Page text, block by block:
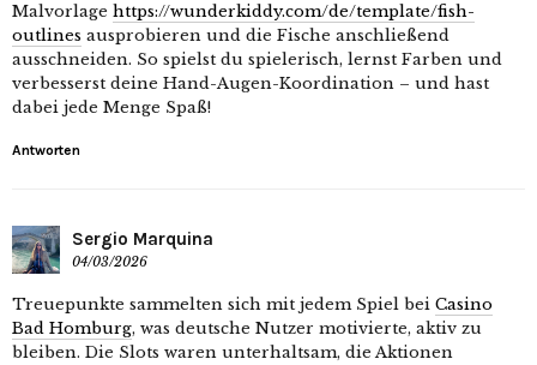
Malvorlage https://wunderkiddy.com/de/template/fish-
outlines ausprobieren und die Fische anschließend
ausschneiden. So spielst du spielerisch, lernst Farben und
verbesserst deine Hand-Augen-Koordination – und hast
dabei jede Menge Spaß!
Antworten
Sergio Marquina
04/03/2026
Treuepunkte sammelten sich mit jedem Spiel bei Casino
Bad Homburg, was deutsche Nutzer motivierte, aktiv zu
bleiben. Die Slots waren unterhaltsam, die Aktionen